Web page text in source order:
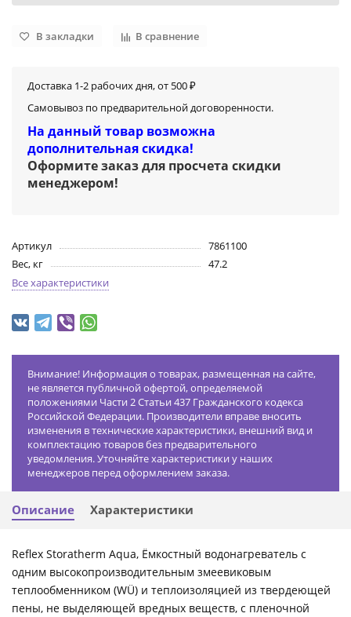
В закладки В сравнение
Доставка 1-2 рабочих дня, от 500 ₽
Самовывоз по предварительной договоренности.
На данный товар возможна
дополнительная скидка!
Оформите заказ для просчета скидки
менеджером!
Артикул
7861100
Вес, кг
47.2
Все характеристики
Внимание! Информация о товарах, размещенная на сайте,
не является публичной офертой, определяемой
положениями Части 2 Статьи 437 Гражданского кодекса
Российской Федерации. Производители вправе вносить
изменения в технические характеристики, внешний вид и
комплектацию товаров без предварительного
уведомления. Уточняйте характеристики у наших
менеджеров перед оформлением заказа.
Описание Характеристики
Reflex Storatherm Aqua, Ёмкостный водонагреватель с
одним высокопроизводительным змеевиковым
теплообменником (WÜ) и теплоизоляцией из твердеющей
пены, не выделяющей вредных веществ, с пленочной